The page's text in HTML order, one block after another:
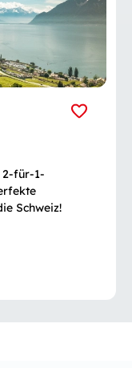
2-für-1-
Schweiz!